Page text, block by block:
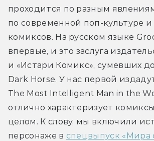
проходится по разным
по современной поп-культуре
комиксов. На русском языке
впервые, и это заслуга
и «Истари Комикс», сумевших
Dark Horse. У нас первой
The Most Intelligent Man in the
отлично характеризует
целом. К слову, мы включили
персонаже в спецвыпуск «Мира